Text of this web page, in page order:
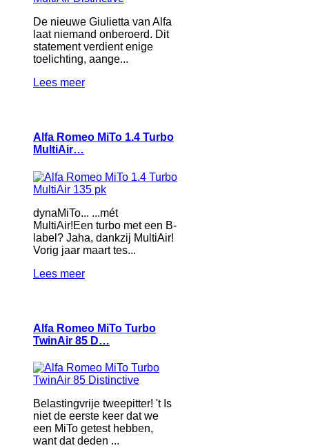
De nieuwe Giulietta van Alfa
laat niemand onberoerd. Dit
statement verdient enige
toelichting, aange...
Lees meer
Alfa Romeo MiTo 1.4 Turbo
MultiAir…
dynaMiTo... ...mét
MultiAir!Een turbo met een B-
label? Jaha, dankzij MultiAir!
Vorig jaar maart tes...
Lees meer
Alfa Romeo MiTo Turbo
TwinAir 85 D…
Belastingvrije tweepitter! 't Is
niet de eerste keer dat we
een MiTo getest hebben,
want dat deden ...